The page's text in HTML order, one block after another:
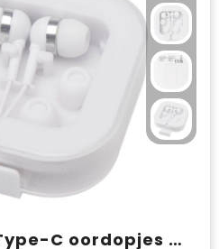
Dofida bedrade Type-C oordopjes met opbergdoos van gerecycled plastic